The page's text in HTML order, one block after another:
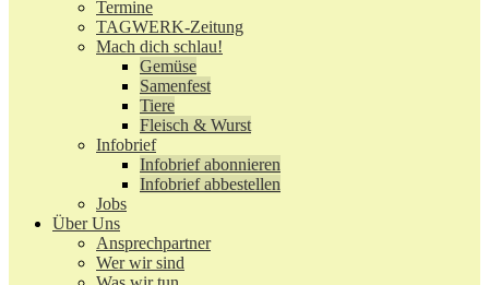
Termine
TAGWERK-Zeitung
Mach dich schlau!
Gemüse
Samenfest
Tiere
Fleisch & Wurst
Infobrief
Infobrief abonnieren
Infobrief abbestellen
Jobs
Über Uns
Ansprechpartner
Wer wir sind